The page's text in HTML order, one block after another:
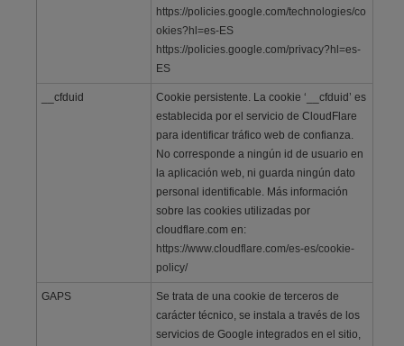
https://policies.google.com/technologies/co
okies?hl=es-ES
https://policies.google.com/privacy?hl=es-
ES
__cfduid
Cookie persistente. La cookie ‘__cfduid’ es
establecida por el servicio de CloudFlare
para identificar tráfico web de confianza.
No corresponde a ningún id de usuario en
la aplicación web, ni guarda ningún dato
personal identificable. Más información
sobre las cookies utilizadas por
cloudflare.com en:
https://www.cloudflare.com/es-es/cookie-
policy/
GAPS
Se trata de una cookie de terceros de
carácter técnico, se instala a través de los
servicios de Google integrados en el sitio,